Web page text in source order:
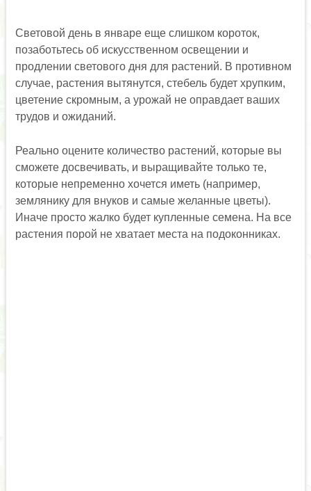
Световой день в январе еще слишком короток,
позаботьтесь об искусственном освещении и
продлении светового дня для растений. В противном
случае, растения вытянутся, стебель будет хрупким,
цветение скромным, а урожай не оправдает ваших
трудов и ожиданий.
Реально оцените количество растений, которые вы
сможете досвечивать, и выращивайте только те,
которые непременно хочется иметь (например,
землянику для внуков и самые желанные цветы).
Иначе просто жалко будет купленные семена. На все
растения порой не хватает места на подоконниках.